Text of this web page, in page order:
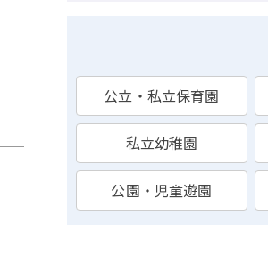
公立・私立保育園
私立幼稚園
公園・児童遊園